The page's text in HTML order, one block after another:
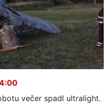
večer spadl ultralight.